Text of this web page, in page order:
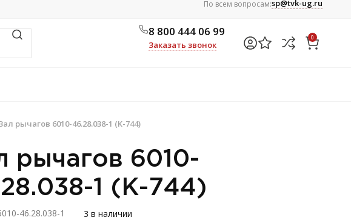
По всем вопросам:sp@tvk-ug.ru
8 800 444 06 99
Заказать звонок
0
рычагов 6010-46.28.038-1 (К-744)
рычагов 6010-
1 (К-744)
46.28.038-1 3 в наличии